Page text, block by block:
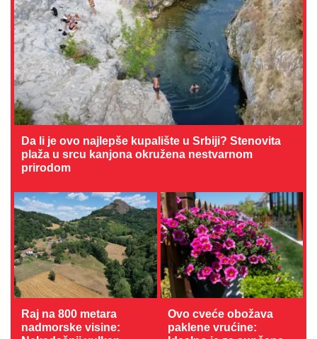
Da li je ovo najlepše kupalište u Srbiji? Stenovita
plaža u srcu kanjona okružena nestvarnom
prirodom
Raj na 800 metara
nadmorske visine:
Ovo cveće obožava
paklene vrućine: